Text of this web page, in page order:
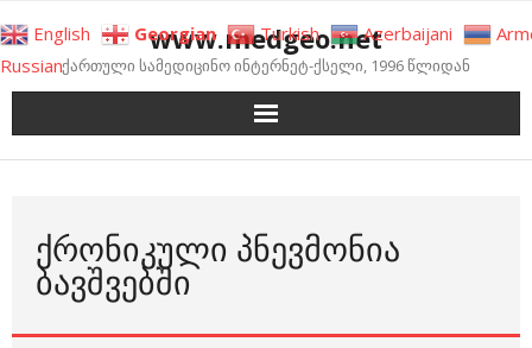
to
content
www.medgeo.net
ქართული სამედიცინო ინტერნეტ-ქსელი, 1996 წლიდან
ᲥᲠᲝᲜᲘᲙᲣᲚᲘ ᲞᲜᲔᲕᲛᲝᲜᲘᲐ
ᲑᲐᲕᲨᲕᲔᲑᲨᲘ
English Georgian Turkish Azerbaijani
Russian